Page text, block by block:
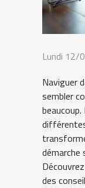
Lundi 12/
Naviguer
sembler
des